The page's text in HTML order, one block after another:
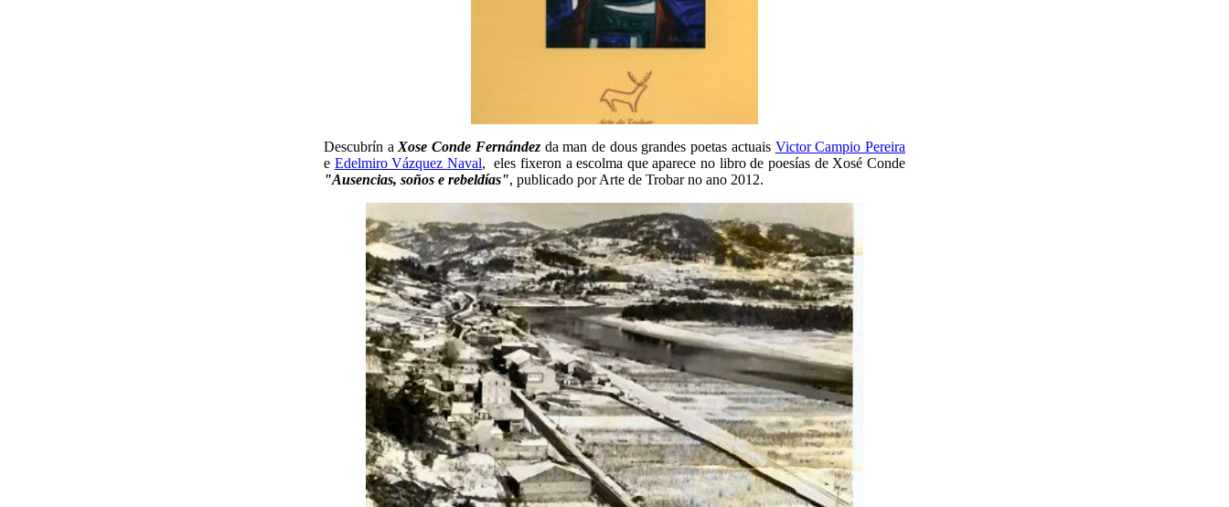
Descubrín a Xose Conde Fernándezda man de dous grandes poetas actuais Victor Campio Pereira
e Edelmiro Vázquez Naval, eles fixeron a escolma que aparece no libro de poesías de Xosé Conde
"Ausencias, soños e rebeldías", publicado por Arte de Trobar no ano 2012.